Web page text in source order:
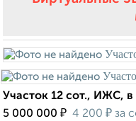
Участок 12 сот., ИЖС, в
5 000 000 ₽ 4 200 ₽ за